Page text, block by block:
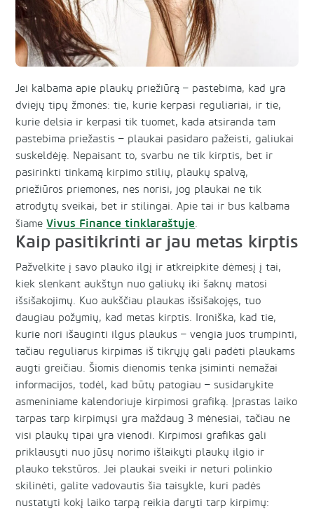
Jei kalbama apie plaukų priežiūrą – pastebima, kad yra
dviejų tipų žmonės: tie, kurie kerpasi reguliariai, ir tie,
kurie delsia ir kerpasi tik tuomet, kada atsiranda tam
pastebima priežastis – plaukai pasidaro pažeisti, galiukai
suskeldėję. Nepaisant to, svarbu ne tik kirptis, bet ir
pasirinkti tinkamą kirpimo stilių, plaukų spalvą,
priežiūros priemones, nes norisi, jog plaukai ne tik
atrodytų sveikai, bet ir stilingai. Apie tai ir bus kalbama
šiameVivus Finance tinklaraštyje.
Kaip pasitikrinti ar jau metas kirptis
Pažvelkite į savo plauko ilgį ir atkreipkite dėmesį į tai,
kiek slenkant aukštyn nuo galiukų iki šaknų matosi
išsišakojimų. Kuo aukščiau plaukas išsišakojęs, tuo
daugiau požymių, kad metas kirptis. Ironiška, kad tie,
kurie nori išauginti ilgus plaukus – vengia juos trumpinti,
tačiau reguliarus kirpimas iš tikrųjų gali padėti plaukams
augti greičiau. Šiomis dienomis tenka įsiminti nemažai
informacijos, todėl, kad būtų patogiau – susidarykite
asmeniniame kalendoriuje kirpimosi grafiką. Įprastas laiko
tarpas tarp kirpimųsi yra maždaug 3 mėnesiai, tačiau ne
visi plaukų tipai yra vienodi. Kirpimosi grafikas gali
priklausyti nuo jūsų norimo išlaikyti plaukų ilgio ir
plauko tekstūros. Jei plaukai sveiki ir neturi polinkio
skilinėti, galite vadovautis šia taisykle, kuri padės
nustatyti kokį laiko tarpą reikia daryti tarp kirpimų: